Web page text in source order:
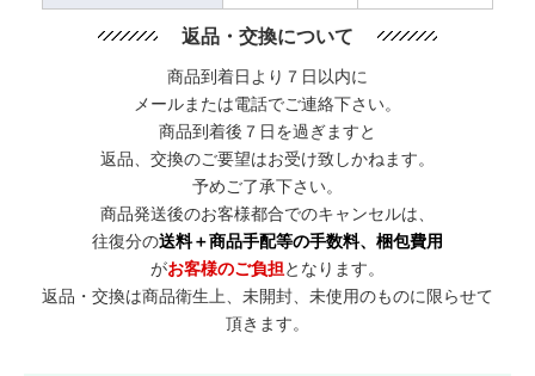
返品・交換について
商品到着日より７日以内に
メールまたは電話でご連絡下さい。
商品到着後７日を過ぎますと
返品、交換のご要望はお受け致しかねます。
予めご了承下さい。
商品発送後のお客様都合でのキャンセルは、
往復分の送料＋商品手配等の手数料、梱包費用
がお客様のご負担となります。
返品・交換は商品衛生上、未開封、未使用のものに限らせて
頂きます。